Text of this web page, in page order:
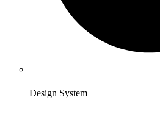
Design System